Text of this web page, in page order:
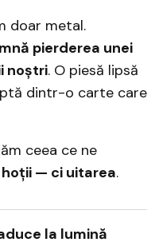
doar metal.
pierderea unei
noștri. O piesă lipsă
dintr-o carte care
ceea ce ne
— ci uitarea.
la lumină